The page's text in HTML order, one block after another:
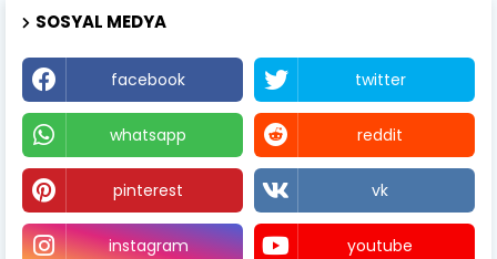
SOSYAL MEDYA
facebook twitter
whatsapp reddit
pinterest vk
instagram youtube